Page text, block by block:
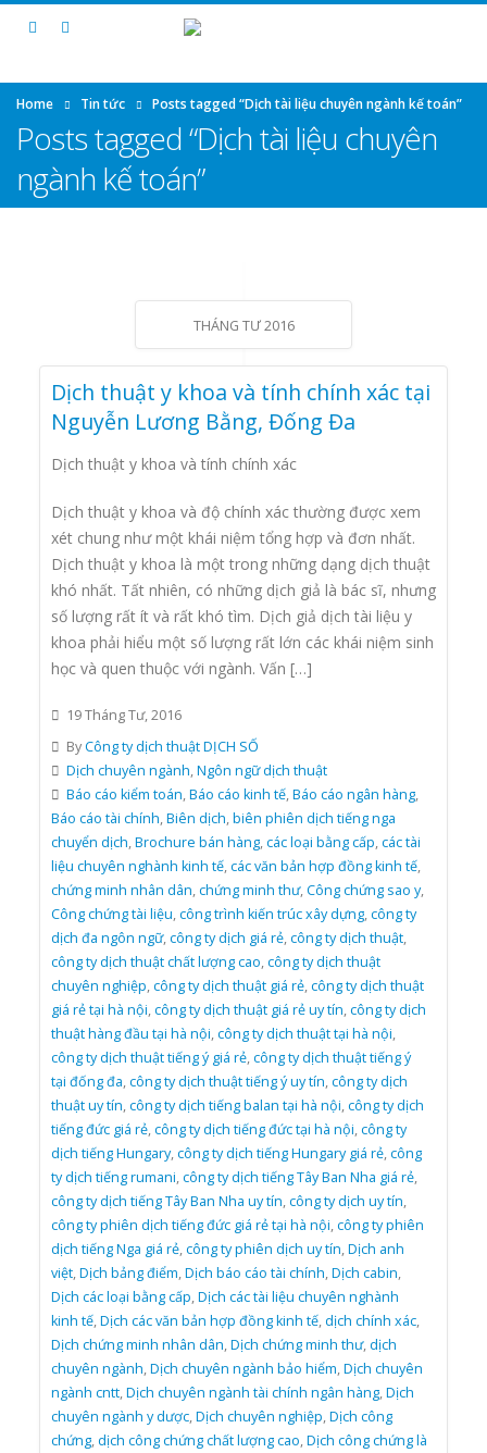
Home Tin tức Posts tagged “Dịch tài liệu chuyên ngành kế toán”
Posts tagged “Dịch tài liệu chuyên
ngành kế toán”
THÁNG TƯ 2016
Dịch thuật y khoa và tính chính xác tại
Nguyễn Lương Bằng, Đống Đa
Dịch thuật y khoa và tính chính xác
Dịch thuật y khoa và độ chính xác thường được xem
xét chung như một khái niệm tổng hợp và đơn nhất.
Dịch thuật y khoa là một trong những dạng dịch thuật
khó nhất. Tất nhiên, có những dịch giả là bác sĩ, nhưng
số lượng rất ít và rất khó tìm. Dịch giả dịch tài liệu y
khoa phải hiểu một số lượng rất lớn các khái niệm sinh
học và quen thuộc với ngành. Vấn […]
19 Tháng Tư, 2016
ByCông ty dịch thuật DỊCH SỐ
Dịch chuyên ngành,Ngôn ngữ dịch thuật
Báo cáo kiểm toán,Báo cáo kinh tế,Báo cáo ngân hàng,
Báo cáo tài chính,Biên dịch,biên phiên dịch tiếng nga
chuyển dịch,Brochure bán hàng,các loại bằng cấp,các tài
liệu chuyên nghành kinh tế,các văn bản hợp đồng kinh tế,
chứng minh nhân dân,chứng minh thư,Công chứng sao y,
Công chứng tài liệu,công trình kiến trúc xây dựng,công ty
dịch đa ngôn ngữ,công ty dịch giá rẻ,công ty dịch thuật,
công ty dịch thuật chất lượng cao,công ty dịch thuật
chuyên nghiệp,công ty dịch thuật giá rẻ,công ty dịch thuật
giá rẻ tại hà nội,công ty dịch thuật giá rẻ uy tín,công ty dịch
thuật hàng đầu tại hà nội,công ty dịch thuật tại hà nội,
công ty dịch thuật tiếng ý giá rẻ,công ty dịch thuật tiếng ý
tại đống đa,công ty dịch thuật tiếng ý uy tín,công ty dịch
thuật uy tín,công ty dịch tiếng balan tại hà nội,công ty dịch
tiếng đức giá rẻ,công ty dịch tiếng đức tại hà nội,công ty
dịch tiếng Hungary,công ty dịch tiếng Hungary giá rẻ,công
ty dịch tiếng rumani,công ty dịch tiếng Tây Ban Nha giá rẻ,
công ty dịch tiếng Tây Ban Nha uy tín,công ty dịch uy tín,
công ty phiên dịch tiếng đức giá rẻ tại hà nội,công ty phiên
dịch tiếng Nga giá rẻ,công ty phiên dịch uy tín,Dịch anh
việt,Dịch bảng điểm,Dịch báo cáo tài chính,Dịch cabin,
Dịch các loại bằng cấp,Dịch các tài liệu chuyên nghành
kinh tế,Dịch các văn bản hợp đồng kinh tế,dịch chính xác,
Dịch chứng minh nhân dân,Dịch chứng minh thư,dịch
chuyên ngành,Dịch chuyên ngành bảo hiểm,Dịch chuyên
ngành cntt,Dịch chuyên ngành tài chính ngân hàng,Dịch
chuyên ngành y dược,Dịch chuyên nghiệp,Dịch công
chứng,dịch công chứng chất lượng cao,Dịch công chứng là